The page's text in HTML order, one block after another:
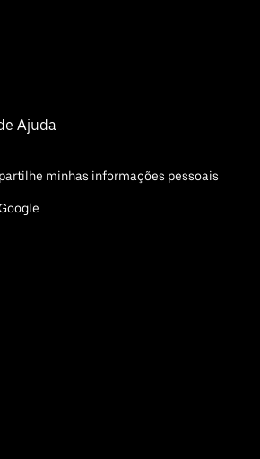
Ajuda
minhas informações pessoais